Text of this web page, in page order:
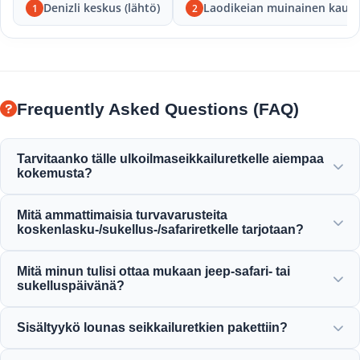
1 Denizli keskus (lähtö) 2 Laodikeian muinainen
Frequently Asked Questions (FAQ)
Tarvitaanko tälle ulkoilmaseikkailuretkelle aiempaa
kokemusta?
antavat sinulle täydelliset ohjeet ja seuraavat sinua
koskenlasku-, sukellus- tai safariaktiviteettien aikana.
Mitä ammattimaisia turvavarusteita
koskenlasku-/sukellus-/safariretkelle tarjotaan?
lukien korkealaatuiset pelastusliivit, kypärät,
sukellusvarusteet ja täysin varustellut seikkailuajoneuvot.
Mitä minun tulisi ottaa mukaan jeep-safari- tai
sukelluspäivänä?
kengät tai sandaalit, aurinkovoidetta, aurinkolasit ja
Sisältyykö lounas seikkailuretkien pakettiin?